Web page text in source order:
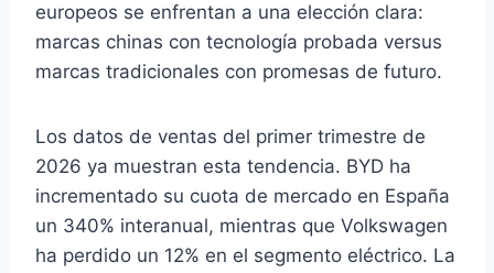
europeos se enfrentan a una elección clara:
marcas chinas con tecnología probada versus
marcas tradicionales con promesas de futuro.
Los datos de ventas del primer trimestre de
2026 ya muestran esta tendencia. BYD ha
incrementado su cuota de mercado en España
un 340% interanual, mientras que Volkswagen
ha perdido un 12% en el segmento eléctrico. La